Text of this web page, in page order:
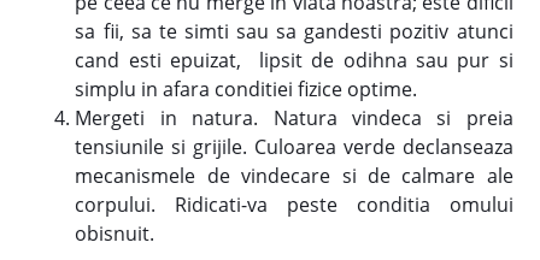
sa fii, sa te simti sau sa gandesti pozitiv atunci
cand esti epuizat, lipsit de odihna sau pur si
simplu in afara conditiei fizice optime.
Mergeti in natura. Natura vindeca si preia
tensiunile si grijile. Culoarea verde declanseaza
mecanismele de vindecare si de calmare ale
corpului. Ridicati-va peste conditia omului
obisnuit.